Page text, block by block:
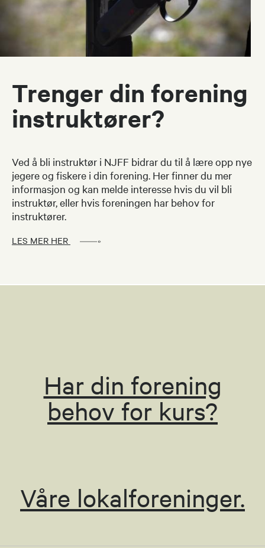
Trenger din forening
instruktører?
Ved å bli instruktør i NJFF bidrar du til å lære opp nye
jegere og fiskere i din forening. Her finner du mer
informasjon og kan melde interesse hvis du vil bli
instruktør, eller hvis foreningen har behov for
instruktører.
LES MER HER
Har din forening
behov for kurs?
Våre lokalforeninger.